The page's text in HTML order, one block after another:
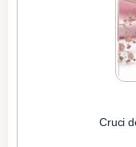
Cruci